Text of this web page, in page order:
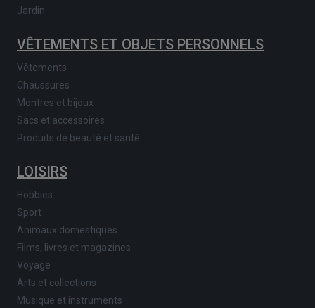
Jardin
VÊTEMENTS ET OBJETS PERSONNELS
Vêtements
Chaussures
Montres et bijoux
Sacs et accessoires
Produits de beauté et santé
LOISIRS
Hobbies
Sport
Animaux domestiques
Films, livres et magazines
Voyage
Arts et collections
Musique et instruments